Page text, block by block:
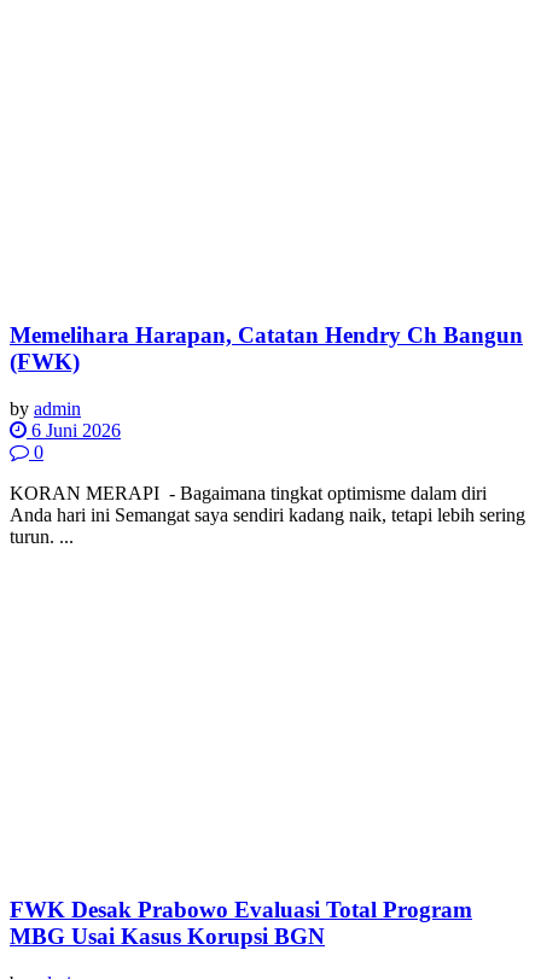
Memelihara Harapan, Catatan Hendry Ch Bangun
(FWK)
by admin
6 Juni 2026
0
KORAN MERAPI - Bagaimana tingkat optimisme dalam diri
Anda hari ini Semangat saya sendiri kadang naik, tetapi lebih sering
turun. ...
FWK Desak Prabowo Evaluasi Total Program
MBG Usai Kasus Korupsi BGN